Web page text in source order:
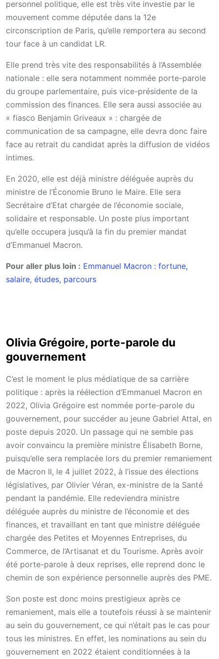
personnel politique, elle est très vite investie par le
mouvement comme députée dans la 12e
circonscription de Paris, qu’elle remportera au second
tour face à un candidat LR.
Elle prend très vite des responsabilités à l’Assemblée
nationale : elle sera notamment nommée porte-parole
du groupe parlementaire, puis vice-présidente de la
commission des finances. Elle sera aussi associée au
« fiasco Benjamin Griveaux » : chargée de
communication de sa campagne, elle devra donc faire
face au retrait du candidat après la diffusion de vidéos
intimes.
En 2020, elle est déjà ministre déléguée auprès du
ministre de l’Économie Bruno le Maire. Elle sera
Secrétaire d’Etat chargée de l’économie sociale,
solidaire et responsable. Un poste plus important
qu’elle occupera jusqu’à la fin du premier mandat
d’Emmanuel Macron.
Pour aller plus loin : Emmanuel Macron : fortune,
salaire, études, parcours
Olivia Grégoire, porte-parole du
gouvernement
C’est le moment le plus médiatique de sa carrière
politique : après la réélection d’Emmanuel Macron en
2022, Olivia Grégoire est nommée porte-parole du
gouvernement, pour succéder au jeune Gabriel Attal, en
poste depuis 2020. Un passage qui ne semble pas
avoir convaincu la première ministre Élisabeth Borne,
puisqu’elle sera remplacée lors du premier remaniement
de Macron II, le 4 juillet 2022, à l’issue des élections
législatives, par Olivier Véran, ex-ministre de la Santé
pendant la pandémie. Elle redeviendra ministre
déléguée auprès du ministre de l’économie et des
finances, et travaillant en tant que ministre déléguée
chargée des Petites et Moyennes Entreprises, du
Commerce, de l’Artisanat et du Tourisme. Après avoir
été porte-parole à deux reprises, elle reprend donc le
chemin de son expérience personnelle auprès des PME.
Son poste est donc moins prestigieux après ce
remaniement, mais elle a toutefois réussi à se maintenir
au sein du gouvernement, ce qui n’était pas le cas pour
tous les ministres. En effet, les nominations au sein du
gouvernement en 2022 étaient conditionnées à la